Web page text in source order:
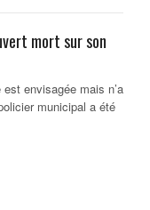
mort sur son
envisagée mais n’a
municipal a été